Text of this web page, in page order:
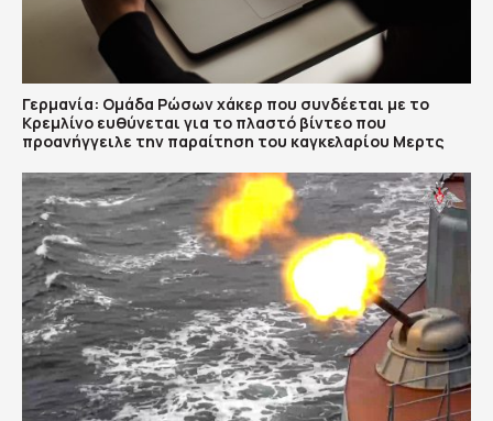
Γερμανία: Ομάδα Ρώσων χάκερ που συνδέεται με το
Κρεμλίνο ευθύνεται για το πλαστό βίντεο που
προανήγγειλε την παραίτηση του καγκελαρίου Μερτς